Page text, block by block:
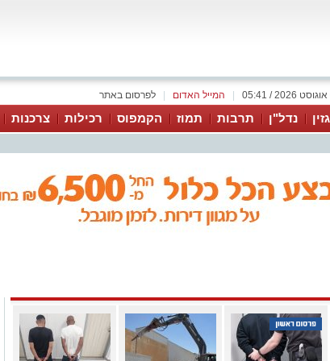
לפרסום באתר המייל האדום
נדל"ן תרבות תמוז הקמפוס רכילות צרכנות